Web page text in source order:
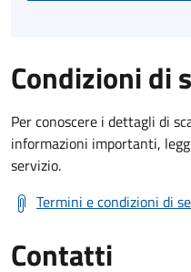
Condizioni di
Per conoscere i dettagli di
informazioni importanti,
servizio.
Termini e condizioni di
Contatti